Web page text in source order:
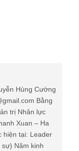
Hùng Cường
Bằng
trị Nhân lực
Xuan – Ha
hiện tại: Leader
Năm kinh